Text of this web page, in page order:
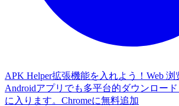
APK Helper拡張機能を入れよう！Web
Androidアプリでも多平台的ダウンロー
に入ります。 Chromeに無料追加